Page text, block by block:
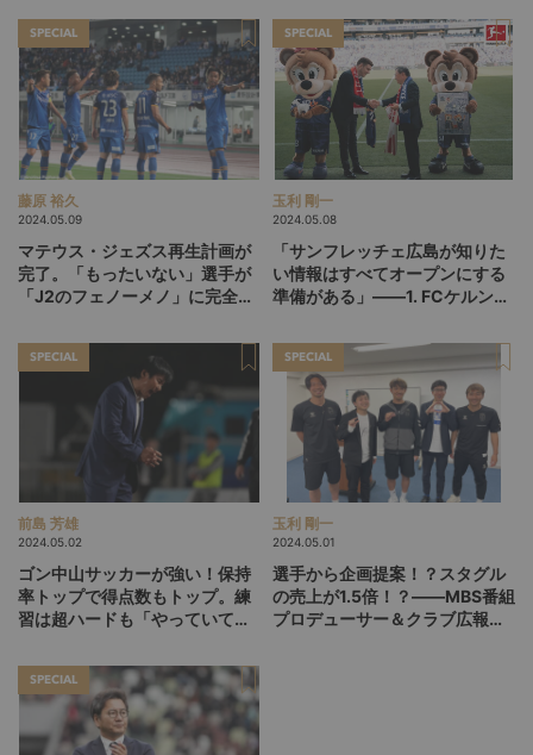
SPECIAL
藤原 裕久
2024.05.09
マテウス・ジェズス再生計画が
完了。「もったいない」選手が
「J2のフェノーメノ」に完全覚
SPECIAL
玉利 剛一
2024.05.08
「サンフレッチェ広島が知りた
い情報はすべてオープンにする
準備がある」――1. FCケルンの
育成業務提携の意義
SPECIAL
前島 芳雄
2024.05.02
ゴン中山サッカーが強い！保持
率トップで得点数もトップ。練
習は超ハードも「やっていて楽
ープ中。中山アスルクラロの現
在地とは？
SPECIAL
玉利 剛一
2024.05.01
選手から企画提案！？スタグル
の売上が1.5倍！？――MBS番組
プロデューサー＆クラブ広報が
SPECIAL